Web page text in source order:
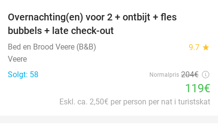
Overnachting(en) voor 2 + ontbijt + fles
bubbels + late check-out
Bed en Brood Veere (B&B) 9.7 star
Veere
Solgt: 58
Normalpris 204€
119€
Eskl. ca. 2,50€ per person per nat i turistskat